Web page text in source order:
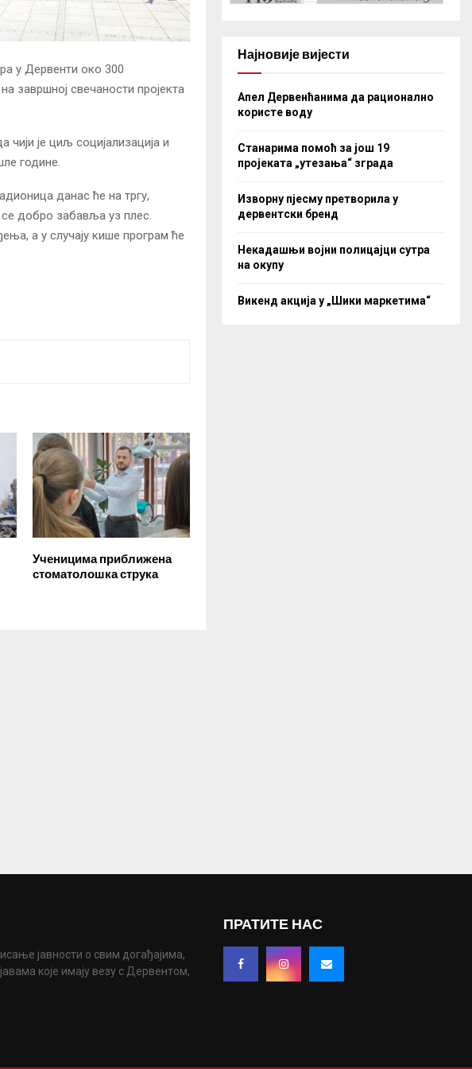
у Дервенти око 300
завршној свечаности пројекта
чији је циљ социјализација и
године.
данас ће на тргу,
добро забавља уз плес.
а у случају кише програм ће
Ученицима приближена
стоматолошка струка
Најновије вијести
Апел Дервенћанима да рационално
користе воду
Станарима помоћ за још 19
пројеката „утезања“ зграда
Изворну пјесму претворила у
дервентски бренд
Некадашњи војни полицајци сутра
на окупу
Викенд акција у „Шики маркетима“
јавности о свим догађајима,
које имају везу с Дервентом,
ПРАТИТЕ НАС